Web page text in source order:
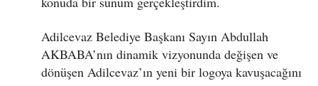
Adilcevaz Belediye Başkanı Sayın Abdullah
AKBABA’nın dinamik vizyonunda değişen ve
dönüşen Adilcevaz’ın yeni bir logoya kavuşacağını